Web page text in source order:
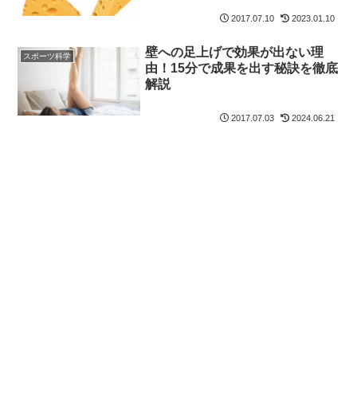
2017.07.10 2023.01.10
スポーツ科学
壁への足上げで効果が出ない理
由！15分で成果を出す秘訣を徹底
解説
2017.07.03 2024.06.21